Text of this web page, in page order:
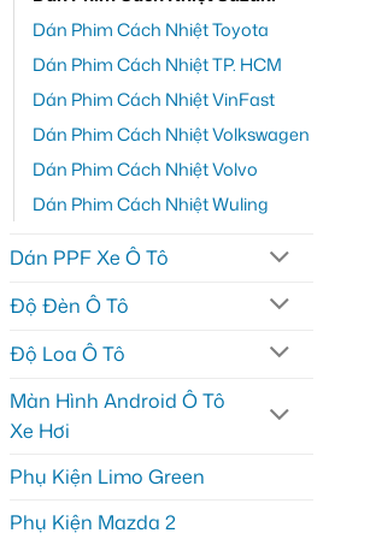
Dán Phim Cách Nhiệt Toyota
Dán Phim Cách Nhiệt TP. HCM
Dán Phim Cách Nhiệt VinFast
Dán Phim Cách Nhiệt Volkswagen
Dán Phim Cách Nhiệt Volvo
Dán Phim Cách Nhiệt Wuling
Dán PPF Xe Ô Tô
Độ Đèn Ô Tô
Độ Loa Ô Tô
Màn Hình Android Ô Tô
Xe Hơi
Phụ Kiện Limo Green
Phụ Kiện Mazda 2